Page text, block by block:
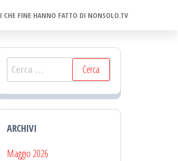
I CHE FINE HANNO FATTO DI NONSOLO.TV
Ricerca
per:
ARCHIVI
Maggio 2026